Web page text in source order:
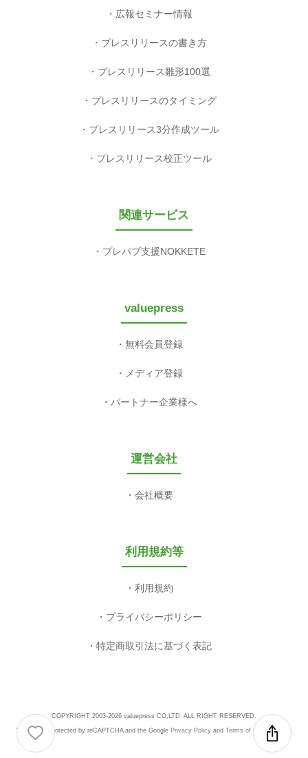
広報セミナー情報
プレスリリースの書き方
プレスリリース雛形100選
プレスリリースのタイミング
プレスリリース3分作成ツール
プレスリリース校正ツール
関連サービス
プレパブ支援NOKKETE
valuepress
無料会員登録
メディア登録
パートナー企業様へ
運営会社
会社概要
利用規約等
利用規約
プライバシーポリシー
特定商取引法に基づく表記
COPYRIGHT 2003-2026 valuepress CO,LTD. ALL RIGHT RESERVED.
This site is protected by reCAPTCHA and the Google Privacy Policyand Terms of Serviceapply.